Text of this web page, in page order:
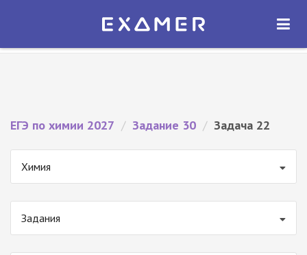
Экзамер — ЕГЭ 2027
ОТКРЫТЬ
ЕГЭ по химии 2027 / Задание 30 / Задача 22
Химия
Задания